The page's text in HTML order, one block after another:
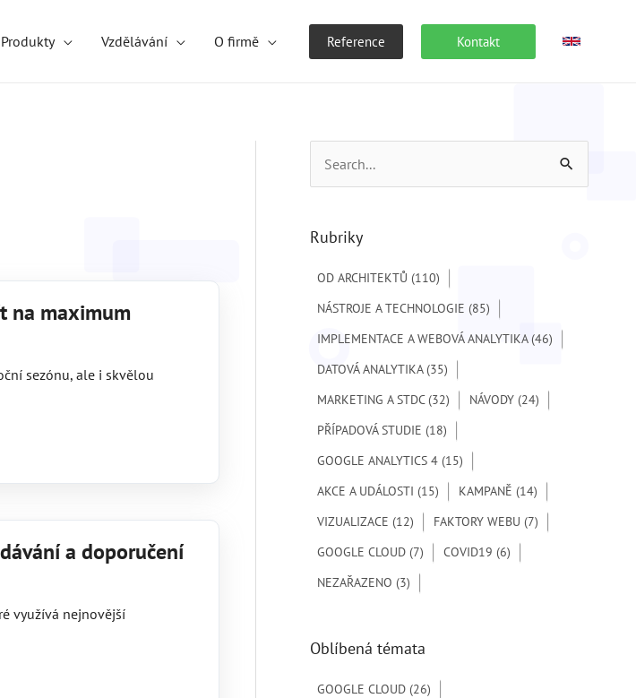
Produkty Vzdělávání O firmě Reference Kontakt
na maximum
sezónu, ale i skvělou
a doporučení
využívá nejnovější
y
lRubriky
OD ARCHITEKTŮ (110)
NÁSTROJE A TECHNOLOGIE (85)
IMPLEMENTACE A WEBOVÁ ANALYTIKA(46)
DATOVÁ ANALYTIKA(35)
MARKETING A STDC(32) NÁVODY (24)
PŘÍPADOVÁ STUDIE (18)
GOOGLE ANALYTICS 4 (15)
AKCE A UDÁLOSTI (15) KAMPANĚ (14)
VIZUALIZACE (12) FAKTORY WEBU (7)
GOOGLE CLOUD (7) COVID19 (6)
NEZAŘAZENO (3)
Oblíbená témata
GOOGLE CLOUD (26)